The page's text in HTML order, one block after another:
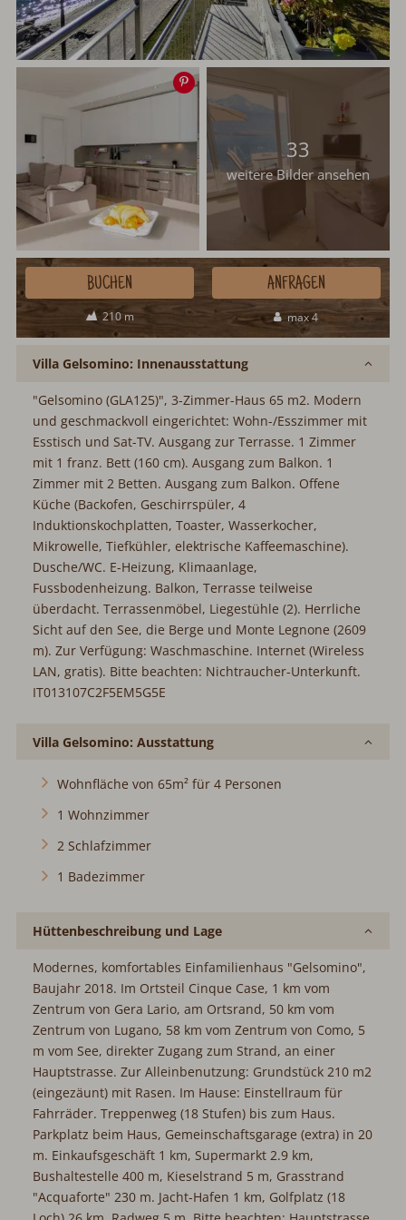
Speichern
33
weitere Bilder ansehen
210 m max 4
BUCHEN ANFRAGEN
Villa Gelsomino: Innenausstattung
"Gelsomino (GLA125)", 3-Zimmer-Haus 65 m2. Modern
und geschmackvoll eingerichtet: Wohn-/Esszimmer mit
Esstisch und Sat-TV. Ausgang zur Terrasse. 1 Zimmer
mit 1 franz. Bett (160 cm). Ausgang zum Balkon. 1
Zimmer mit 2 Betten. Ausgang zum Balkon. Offene
Küche (Backofen, Geschirrspüler, 4
Induktionskochplatten, Toaster, Wasserkocher,
Mikrowelle, Tiefkühler, elektrische Kaffeemaschine).
Dusche/WC. E-Heizung, Klimaanlage,
Fussbodenheizung. Balkon, Terrasse teilweise
überdacht. Terrassenmöbel, Liegestühle (2). Herrliche
Sicht auf den See, die Berge und Monte Legnone (2609
m). Zur Verfügung: Waschmaschine. Internet (Wireless
LAN, gratis). Bitte beachten: Nichtraucher-Unterkunft.
IT013107C2F5EM5G5E
Villa Gelsomino: Ausstattung
Wohnfläche von 65m² für 4 Personen
1 Wohnzimmer
2 Schlafzimmer
1 Badezimmer
Hüttenbeschreibung und Lage
Modernes, komfortables Einfamilienhaus "Gelsomino",
Baujahr 2018. Im Ortsteil Cinque Case, 1 km vom
Zentrum von Gera Lario, am Ortsrand, 50 km vom
Zentrum von Lugano, 58 km vom Zentrum von Como, 5
m vom See, direkter Zugang zum Strand, an einer
Hauptstrasse. Zur Alleinbenutzung: Grundstück 210 m2
(eingezäunt) mit Rasen. Im Hause: Einstellraum für
Fahrräder. Treppenweg (18 Stufen) bis zum Haus.
Parkplatz beim Haus, Gemeinschaftsgarage (extra) in 20
m. Einkaufsgeschäft 1 km, Supermarkt 2.9 km,
Bushaltestelle 400 m, Kieselstrand 5 m, Grasstrand
"Acquaforte" 230 m. Jacht-Hafen 1 km, Golfplatz (18